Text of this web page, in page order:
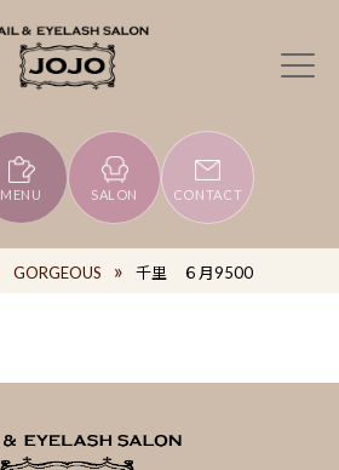
MENU SALON CONTACT
GORGEOUS 千里 ６月9500